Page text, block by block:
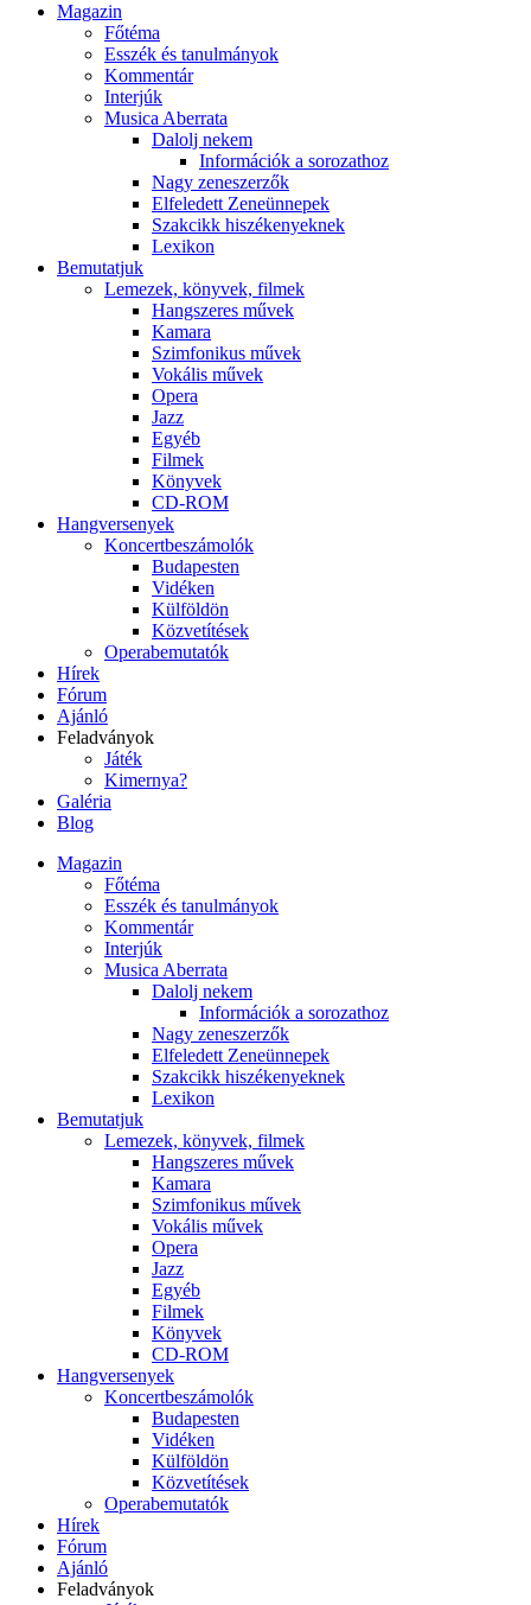
Magazin
Főtéma
Esszék és tanulmányok
Kommentár
Interjúk
Musica Aberrata
Dalolj nekem
Információk a sorozathoz
Nagy zeneszerzők
Elfeledett Zeneünnepek
Szakcikk hiszékenyeknek
Lexikon
Bemutatjuk
Lemezek, könyvek, filmek
Hangszeres művek
Kamara
Szimfonikus művek
Vokális művek
Opera
Jazz
Egyéb
Filmek
Könyvek
CD-ROM
Hangversenyek
Koncertbeszámolók
Budapesten
Vidéken
Külföldön
Közvetítések
Operabemutatók
Hírek
Fórum
Ajánló
Feladványok
Játék
Kimernya?
Galéria
Blog
Magazin
Főtéma
Esszék és tanulmányok
Kommentár
Interjúk
Musica Aberrata
Dalolj nekem
Információk a sorozathoz
Nagy zeneszerzők
Elfeledett Zeneünnepek
Szakcikk hiszékenyeknek
Lexikon
Bemutatjuk
Lemezek, könyvek, filmek
Hangszeres művek
Kamara
Szimfonikus művek
Vokális művek
Opera
Jazz
Egyéb
Filmek
Könyvek
CD-ROM
Hangversenyek
Koncertbeszámolók
Budapesten
Vidéken
Külföldön
Közvetítések
Operabemutatók
Hírek
Fórum
Ajánló
Feladványok